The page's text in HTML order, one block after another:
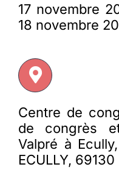
Membres
L’actu
Nous soutenir
La
17 novembre
18 novembre
Centre de
de congrès
Valpré à
ECULLY, 69130